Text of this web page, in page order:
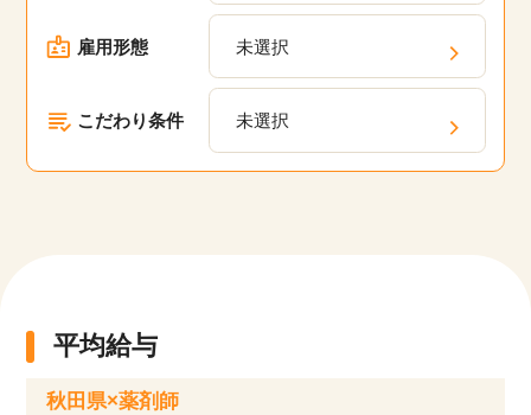
雇用形態 未選択
こだわり条件 未選択
平均給与
秋田県×薬剤師